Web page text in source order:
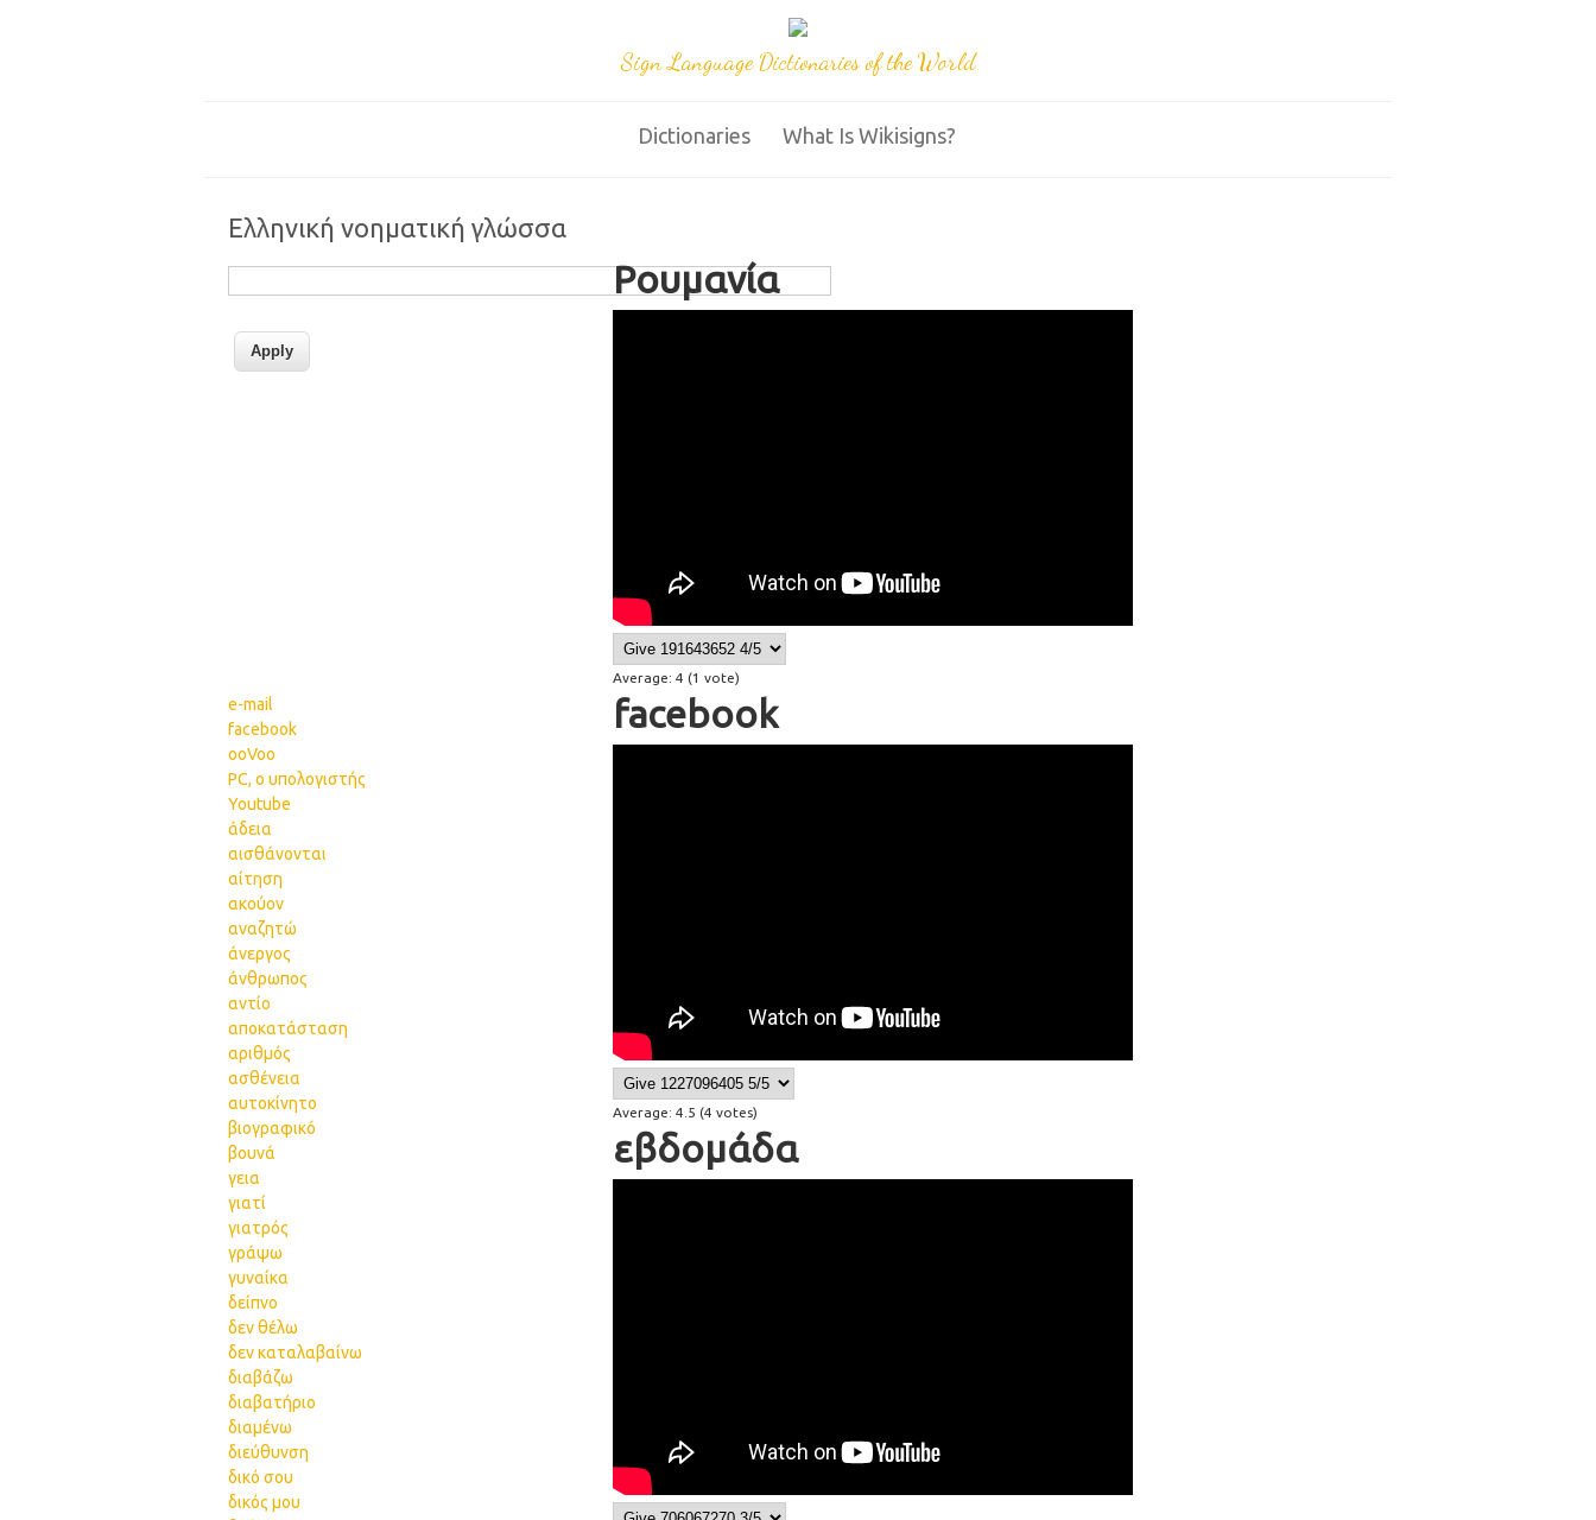
Sign Language Dictionaries of the World
Dictionaries What Is Wikisigns?
Ελληνική νοηματική γλώσσα
e-mail
facebook
ooVoo
PC, ο υπολογιστής
Youtube
άδεια
αισθάνονται
αίτηση
ακούον
αναζητώ
άνεργος
άνθρωπος
αντίο
αποκατάσταση
αριθμός
ασθένεια
αυτοκίνητο
βιογραφικό
βουνά
γεια
γιατί
γιατρός
γράψω
γυναίκα
δείπνο
δεν θέλω
δεν καταλαβαίνω
διαβάζω
διαβατήριο
διαμένω
διεύθυνση
δικό σου
δικός μου
Ρουμανία
Average: 4 (1 vote)
facebook
Average: 4.5 (4 votes)
εβδομάδα